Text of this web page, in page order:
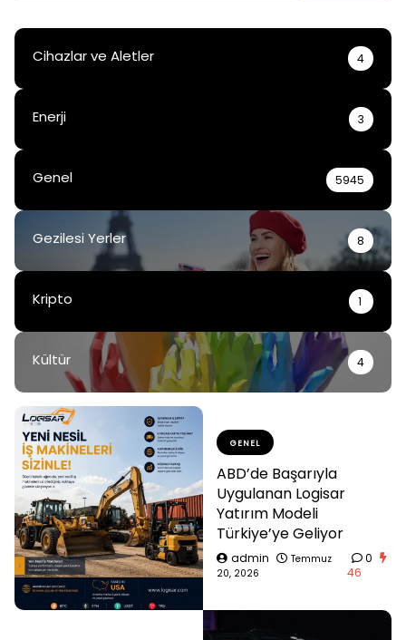
Cihazlar ve Aletler 4
Enerji 3
Genel 5945
Gezilesi Yerler 8
Kripto 1
Kültür 4
GENEL
ABD’de Başarıyla
Uygulanan Logisar
Yatırım Modeli
Türkiye’ye Geliyor
admin
Temmuz
20, 2026
0
46